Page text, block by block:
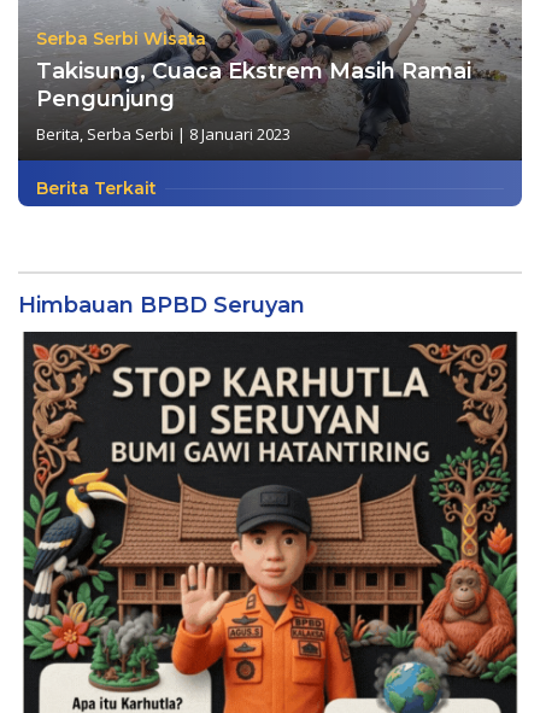
Serba Serbi Wisata
Takisung, Cuaca Ekstrem Masih Ramai
Pengunjung
Berita, Serba Serbi | 8 Januari 2023
Berita Terkait
Himbauan BPBD Seruyan